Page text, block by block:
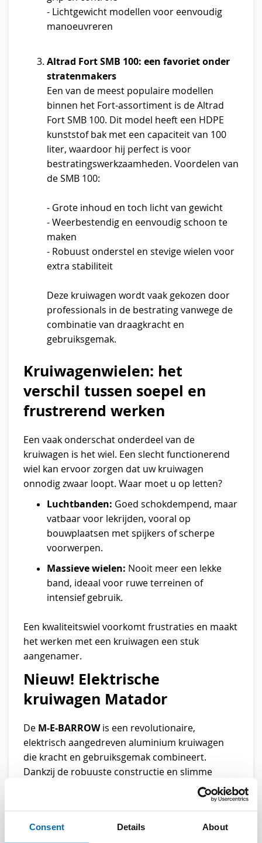
Consent Details About
- Lichtgewicht modellen voor eenvoudig
manoeuvreren
Altrad Fort SMB 100: een favoriet onder
stratenmakers
Een van de meest populaire modellen
binnen het Fort-assortiment is de Altrad
Fort SMB 100. Dit model heeft een HDPE
kunststof bak met een capaciteit van 100
liter, waardoor hij perfect is voor
bestratingswerkzaamheden. Voordelen van
de SMB 100:
- Grote inhoud en toch licht van gewicht
- Weerbestendig en eenvoudig schoon te
maken
- Robuust onderstel en stevige wielen voor
extra stabiliteit
Deze kruiwagen wordt vaak gekozen door
professionals in de bestrating vanwege de
combinatie van draagkracht en
gebruiksgemak.
Kruiwagenwielen: het
verschil tussen soepel en
frustrerend werken
Een vaak onderschat onderdeel van de
kruiwagen is het wiel. Een slecht functionerend
wiel kan ervoor zorgen dat uw kruiwagen
onnodig zwaar loopt. Waar moet u op letten?
Luchtbanden: Goed schokdempend, maar
vatbaar voor lekrijden, vooral op
bouwplaatsen met spijkers of scherpe
voorwerpen.
Massieve wielen: Nooit meer een lekke
band, ideaal voor ruwe terreinen of
intensief gebruik.
Een kwaliteitswiel voorkomt frustraties en maakt
het werken met een kruiwagen een stuk
aangenamer.
Nieuw! Elektrische
kruiwagen Matador
De M-E-BARROWis een revolutionaire,
elektrisch aangedreven aluminium kruiwagen
die kracht en gebruiksgemak combineert.
Dankzij de robuuste constructie en slimme
technologie maakt deze kruiwagen het transport